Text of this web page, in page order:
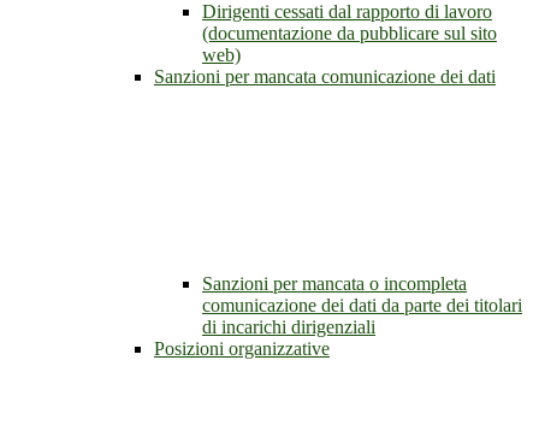
Dirigenti cessati dal rapporto di lavoro
(documentazione da pubblicare sul sito
web)
Sanzioni per mancata comunicazione dei dati
Sanzioni per mancata o incompleta
comunicazione dei dati da parte dei titolari
di incarichi dirigenziali
Posizioni organizzative